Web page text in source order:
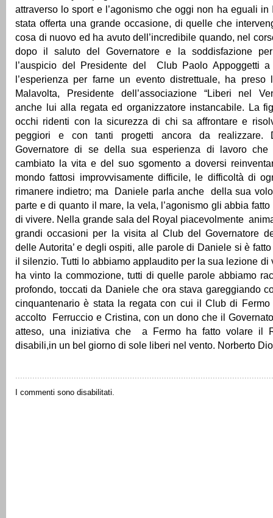
attraverso lo sport e l’agonismo che oggi non ha eguali
stata offerta una grande occasione, di quelle che
cosa di nuovo ed ha avuto dell’incredibile quando, nel
dopo il saluto del Governatore e la soddisfazione
l’auspicio del Presidente del Club Paolo Appoggetti
l’esperienza per farne un evento distrettuale, ha preso
Malavolta, Presidente dell’associazione “Liberi nel
anche lui alla regata ed organizzatore instancabile. La
occhi ridenti con la sicurezza di chi sa affrontare e
peggiori e con tanti progetti ancora da realizzare.
Governatore di se della sua esperienza di lavoro
cambiato la vita e del suo sgomento a doversi
mondo fattosi improvvisamente difficile, le difficoltà di
rimanere indietro; ma Daniele parla anche della sua
parte e di quanto il mare, la vela, l’agonismo gli abbia
di vivere. Nella grande sala del Royal piacevolmente
grandi occasioni per la visita al Club del Governatore
delle Autorita’ e degli ospiti, alle parole di Daniele si è
il silenzio. Tutti lo abbiamo applaudito per la sua lezione di
ha vinto la commozione, tutti di quelle parole abbiamo
profondo, toccati da Daniele che ora stava gareggiando
cinquantenario è stata la regata con cui il Club di
accolto Ferruccio e Cristina, con un dono che il
atteso, una iniziativa che a Fermo ha fatto volare il
disabili,in un bel giorno di sole liberi nel vento. Norberto
I commenti sono disabilitati.